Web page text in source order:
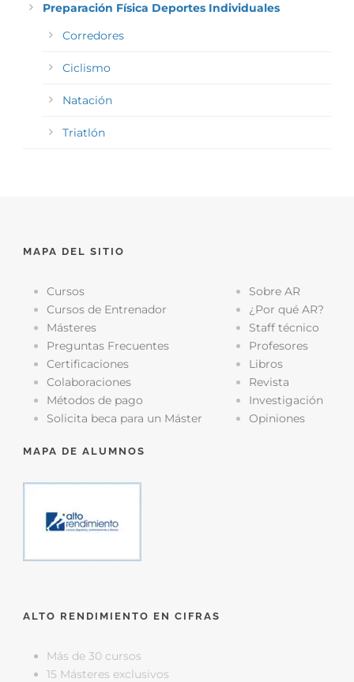
Preparación Física Deportes Individuales
Corredores
Ciclismo
Natación
Triatlón
MAPA DEL SITIO
Cursos
Cursos de Entrenador
Másteres
Preguntas Frecuentes
Certificaciones
Colaboraciones
Métodos de pago
Solicita beca para un Máster
Sobre AR
¿Por qué AR?
Staff técnico
Profesores
Libros
Revista
Investigación
Opiniones
MAPA DE ALUMNOS
ALTO RENDIMIENTO EN CIFRAS
Más de 30 cursos
15 Másteres exclusivos